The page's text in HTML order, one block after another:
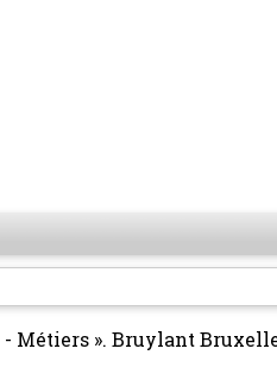
Métiers ». Bruylant